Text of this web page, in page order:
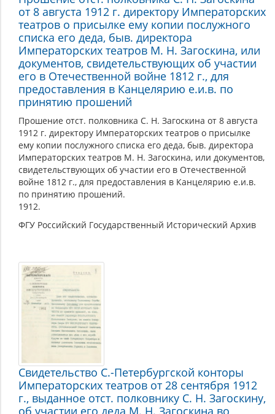
от 8 августа 1912 г. директору Императорских
театров о присылке ему копии послужного
списка его деда, быв. директора
Императорских театров М. Н. Загоскина, или
документов, свидетельствующих об участии
его в Отечественной войне 1812 г., для
предоставления в Канцелярию е.и.в. по
принятию прошений
Прошение отст. полковника С. Н. Загоскина от 8 августа
1912 г. директору Императорских театров о присылке
ему копии послужного списка его деда, быв. директора
Императорских театров М. Н. Загоскина, или документов,
свидетельствующих об участии его в Отечественной
войне 1812 г., для предоставления в Канцелярию е.и.в.
по принятию прошений.
1912.
ФГУ Российский Государственный Исторический Архив
Свидетельство С.-Петербургской конторы
Императорских театров от 28 сентября 1912
г., выданное отст. полковнику С. Н. Загоскину,
об участии его деда М. Н. Загоскина во